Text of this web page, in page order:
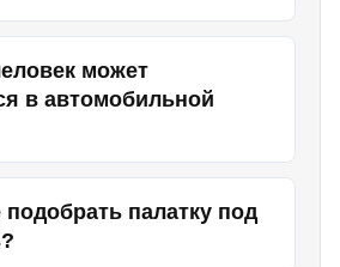
может
в автомобильной
палатку под